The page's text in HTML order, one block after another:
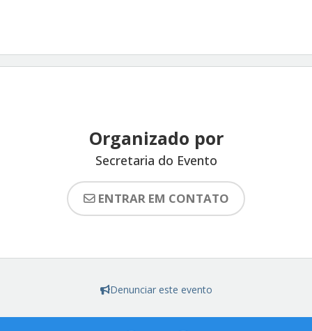
Organizado por
Secretaria do Evento
ENTRAR EM CONTATO
Denunciar este evento